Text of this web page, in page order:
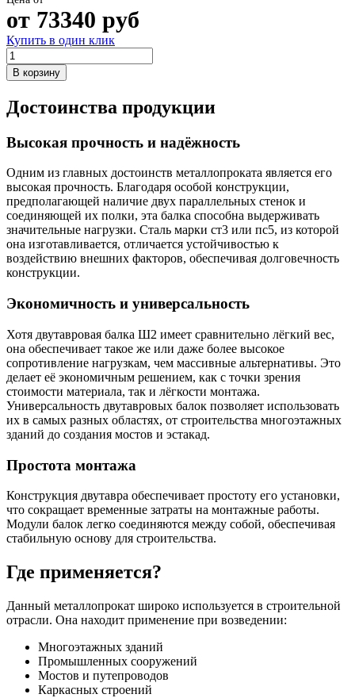
от 73340 руб
Купить в один клик
В корзину
Достоинства продукции
Высокая прочность и надёжность
Одним из главных достоинств металлопроката является его
высокая прочность. Благодаря особой конструкции,
предполагающей наличие двух параллельных стенок и
соединяющей их полки, эта балка способна выдерживать
значительные нагрузки. Сталь марки ст3 или пс5, из которой
она изготавливается, отличается устойчивостью к
воздействию внешних факторов, обеспечивая долговечность
конструкции.
Экономичность и универсальность
Хотя двутавровая балка Ш2 имеет сравнительно лёгкий вес,
она обеспечивает такое же или даже более высокое
сопротивление нагрузкам, чем массивные альтернативы. Это
делает её экономичным решением, как с точки зрения
стоимости материала, так и лёгкости монтажа.
Универсальность двутавровых балок позволяет использовать
их в самых разных областях, от строительства многоэтажных
зданий до создания мостов и эстакад.
Простота монтажа
Конструкция двутавра обеспечивает простоту его установки,
что сокращает временные затраты на монтажные работы.
Модули балок легко соединяются между собой, обеспечивая
стабильную основу для строительства.
Где применяется?
Данный металлопрокат широко используется в строительной
отрасли. Она находит применение при возведении:
Многоэтажных зданий
Промышленных сооружений
Мостов и путепроводов
Каркасных строений